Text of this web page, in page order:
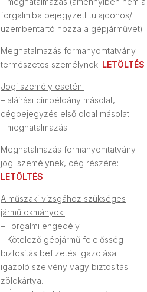
forgalmiba bejegyzett tulajdonos/
üzembentartó hozza a gépjárművet)
Meghatalmazás formanyomtatvány
természetes személynek: LETÖLTÉS
Jogi személy esetén:
– aláírási címpéldány másolat,
cégbejegyzés első oldal másolat
– meghatalmazás
Meghatalmazás formanyomtatvány
jogi személynek, cég részére:
LETÖLTÉS
A műszaki vizsgához szükséges
jármű okmányok:
– Forgalmi engedély
– Kötelező gépjármű felelősség
biztosítás befizetés igazolása:
igazoló szelvény vagy biztosítási
zöldkártya.